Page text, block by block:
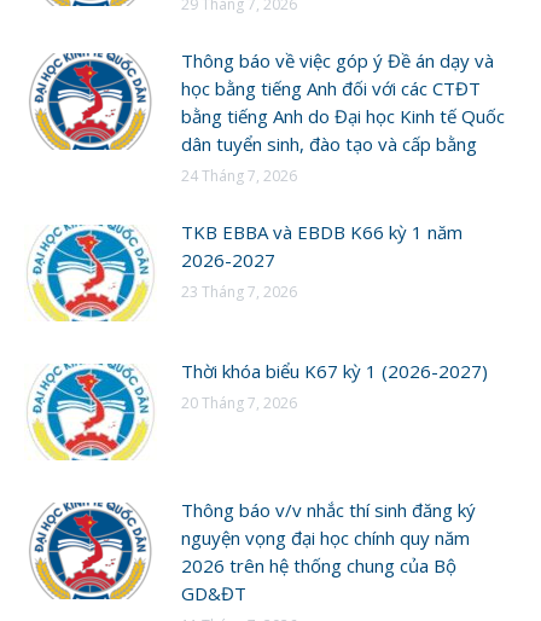
Thông báo về việc góp ý Đề án dạy và
học bằng tiếng Anh đối với các CTĐT
bằng tiếng Anh do Đại học Kinh tế Quốc
dân tuyển sinh, đào tạo và cấp bằng
24 Tháng 7, 2026
TKB EBBA và EBDB K66 kỳ 1 năm
2026-2027
23 Tháng 7, 2026
Thời khóa biểu K67 kỳ 1 (2026-2027)
20 Tháng 7, 2026
Thông báo v/v nhắc thí sinh đăng ký
nguyện vọng đại học chính quy năm
2026 trên hệ thống chung của Bộ
GD&ĐT